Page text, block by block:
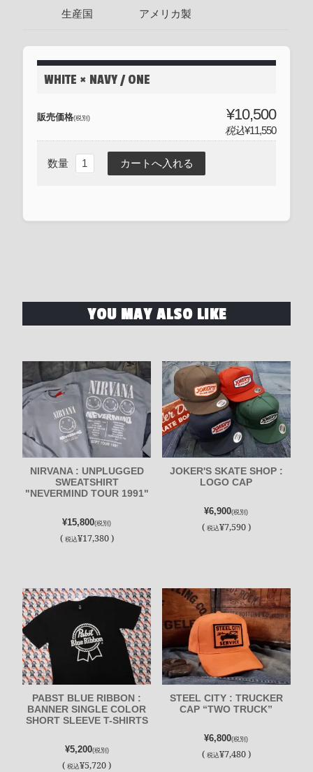
生産国 アメリカ製
WHITE × NAVY / ONE
販売価格(税別) ¥10,500
税込¥11,550
数量
YOU MAY ALSO LIKE
NIRVANA : UNPLUGGED
SWEATSHIRT
"NEVERMIND TOUR 1991"
¥15,800(税別)
( 税込¥17,380 )
JOKER'S SKATE SHOP :
LOGO CAP
¥6,900(税別)
( 税込¥7,590 )
PABST BLUE RIBBON :
BANNER SINGLE COLOR
SHORT SLEEVE T-SHIRTS
¥5,200(税別)
(税込¥5,720 )
STEEL CITY : TRUCKER
CAP “TWO TRUCK”
¥6,800(税別)
( 税込¥7,480 )